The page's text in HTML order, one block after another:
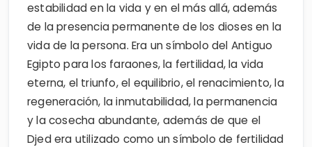
estabilidad en la vida y en el más allá, además
de la presencia permanente de los dioses en la
vida de la persona. Era un símbolo del Antiguo
Egipto para los faraones, la fertilidad, la vida
eterna, el triunfo, el equilibrio, el renacimiento, la
regeneración, la inmutabilidad, la permanencia
y la cosecha abundante, además de que el
Djed era utilizado como un símbolo de fertilidad